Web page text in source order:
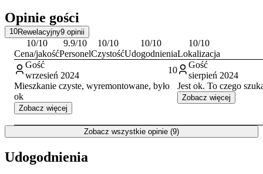
sprawiają, że jest to odpowiednie miejsce dla osób ceniących
niezależność podczas podróży.
Opinie gości
10Rewelacyjny9 opinii
10/10
Cena/jakość
9.9/10
Personel
10/10
Czystość
10/10
Udogodnienia
10/10
Lokalizacja
Gość
wrzesień 2024
10
Mieszkanie czyste, wyremontowane, było
ok
Zobacz więcej
Gość
sierpień 2024
Jest ok. To czego
Zobacz więcej
Zobacz wszystkie opinie (9)
Udogodnienia